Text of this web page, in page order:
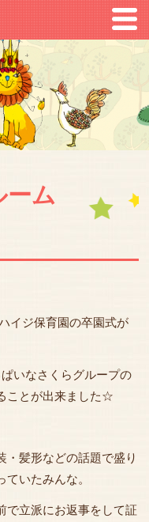
ーム
イジ保育園の卒園式が
いなさくらグループの
ことが出来ました☆
・髪形などの話題で盛り
ていたみんな。
で立派にお返事をして証